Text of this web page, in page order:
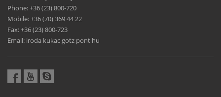
Phone: +36 (23) 800-720
Mobile: +36 (70) 369 44 22
Fax: +36 (23) 800-723
Email: iroda kukac gotz pont hu